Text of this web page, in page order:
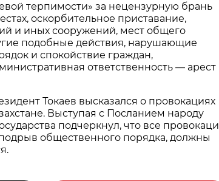
терпимости» за нецензурную брань
оскорбительное приставание,
и иных сооружений, мест общего
подобные действия, нарушающие
и спокойствие граждан,
ответственность — арест
Токаев высказался о провокациях
Выступая с Посланием народу
подчеркнул, что все
общественного порядка, должны